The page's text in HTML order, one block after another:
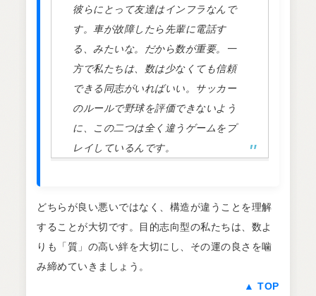
彼らにとって友達はインフラなんで
す。車が故障したら先輩に電話す
る、みたいな。だから数が重要。一
方で私たちは、数は少なくても信頼
できる同志がいればいい。サッカー
のルールで野球を評価できないよう
に、この二つは全く違うゲームをプ
レイしているんです。
どちらが良い悪いではなく、構造が違うことを理解
することが大切です。目的志向型の私たちは、数よ
りも「質」の高い絆を大切にし、その運の良さを噛
み締めていきましょう。
▲ TOP